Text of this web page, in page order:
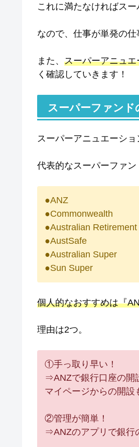
これに満たなければス
なので、仕事が単発の
また、 スーパーアニュ
く確認していきます！
スーパーファンド
スーパーアニュエーシ
代表的なスーパーファン
●ANZ
●Commonwealth
●Australian Retirement
●AustSafe
●Australian Super
●Sun Super
個人的なおすすめは『
理由は2つ。
①手っ取り早い！
⇒ANZで銀行口座の開
マイページからの開設
②管理が簡単！
⇒ANZのアプリで銀行